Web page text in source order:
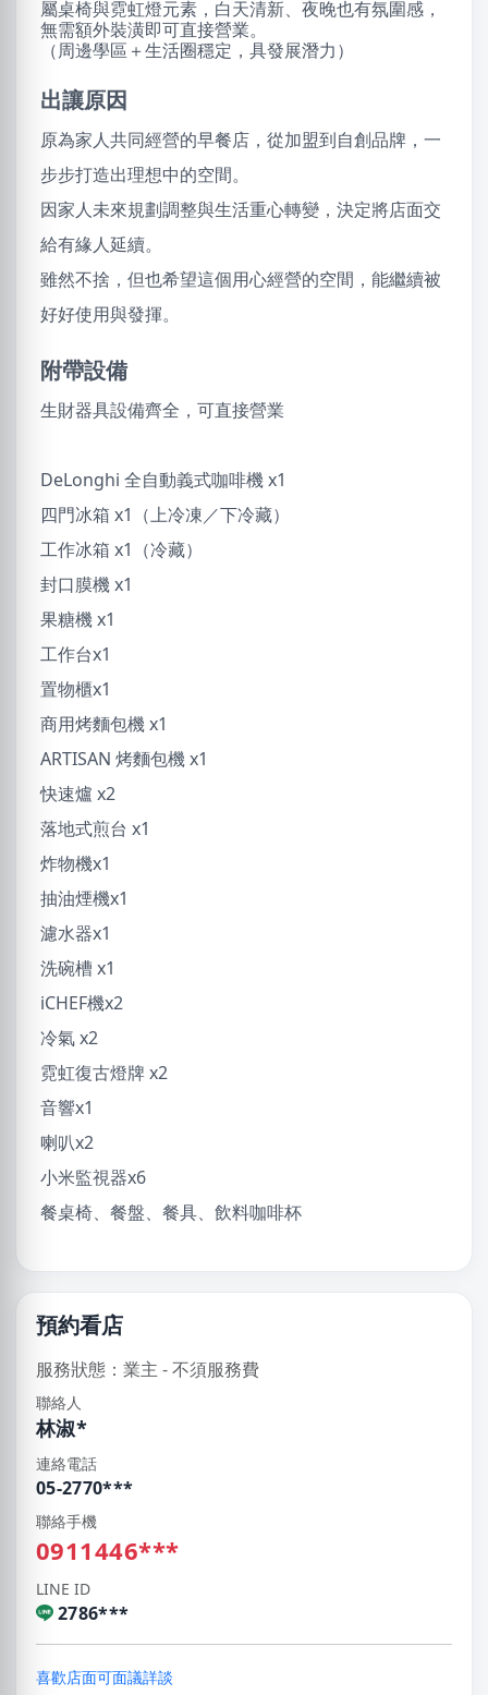
屬桌椅與霓虹燈元素，白天清新、夜晚也有氛圍感，
無需額外裝潢即可直接營業。
（周邊學區＋生活圈穩定，具發展潛力）
出讓原因
原為家人共同經營的早餐店，從加盟到自創品牌，一
步步打造出理想中的空間。
因家人未來規劃調整與生活重心轉變，決定將店面交
給有緣人延續。
雖然不捨，但也希望這個用心經營的空間，能繼續被
好好使用與發揮。
附帶設備
生財器具設備齊全，可直接營業
DeLonghi 全自動義式咖啡機 x1
四門冰箱 x1（上冷凍／下冷藏）
工作冰箱 x1（冷藏）
封口膜機 x1
果糖機 x1
工作台x1
置物櫃x1
商用烤麵包機 x1
ARTISAN 烤麵包機 x1
快速爐 x2
落地式煎台 x1
炸物機x1
抽油煙機x1
濾水器x1
洗碗槽 x1
iCHEF機x2
冷氣 x2
霓虹復古燈牌 x2
音響x1
喇叭x2
小米監視器x6
餐桌椅、餐盤、餐具、飲料咖啡杯
預約看店
服務狀態：業主 - 不須服務費
聯絡人
林淑*
連絡電話
05-2770***
聯絡手機
0911446***
LINE ID
2786***
喜歡店面可面議詳談